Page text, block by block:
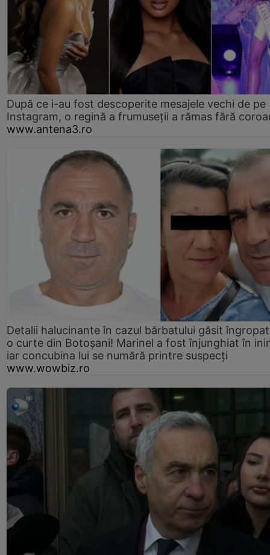
După ce i-au fost descoperite mesajele vechi de pe
Instagram, o regină a frumuseții a rămas fără
www.antena3.ro
Detalii halucinante în cazul bărbatului găsit
o curte din Botoșani! Marinel a fost înjunghiat în
iar concubina lui se numără printre suspecți
www.wowbiz.ro